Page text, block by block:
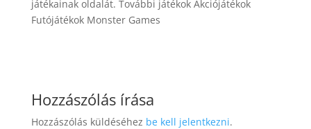
játékainak oldalát. További játékok Akciójátékok
Futójátékok Monster Games
Hozzászólás írása
Hozzászólás küldéséhez be kell jelentkezni.